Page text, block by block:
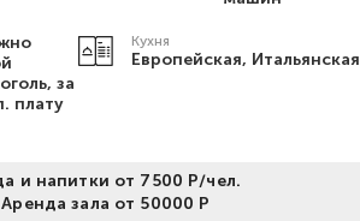
за
плату
Кухня
Европейская, Итальянская
и напитки от 7500 Р/чел.
Аренда зала от 50000 Р